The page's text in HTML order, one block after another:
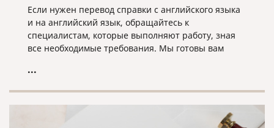
Если нужен перевод справки с английского языка
и на английский язык, обращайтесь к
специалистам, которые выполняют работу, зная
все необходимые требования. Мы готовы вам
...